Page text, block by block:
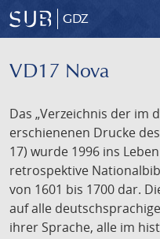
GDZ
VD17 Nova
Das „Verzeichnis der im
erschienenen Drucke
17) wurde 1996 ins
retrospektive
von 1601 bis 1700 dar.
auf alle
ihrer Sprache, alle im